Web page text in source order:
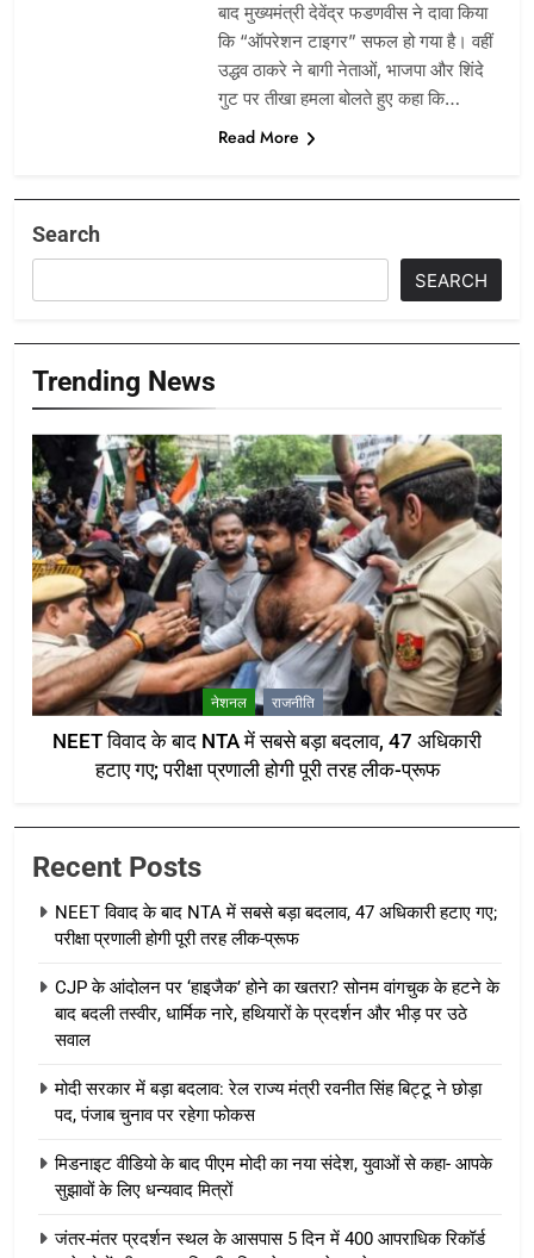
बाद मुख्यमंत्री देवेंद्र फडणवीस ने दावा किया
कि “ऑपरेशन टाइगर” सफल हो गया है। वहीं
उद्धव ठाकरे ने बागी नेताओं, भाजपा और शिंदे
गुट पर तीखा हमला बोलते हुए कहा कि…
Read More
Search
SEARCH
Trending News
नेशनल राजनीति
NEET विवाद के बाद NTA में सबसे बड़ा बदलाव, 47 अधिकारी
हटाए गए; परीक्षा प्रणाली होगी पूरी तरह लीक-प्रूफ
Recent Posts
NEET विवाद के बाद NTA में सबसे बड़ा बदलाव, 47 अधिकारी हटाए गए;
परीक्षा प्रणाली होगी पूरी तरह लीक-प्रूफ
CJP के आंदोलन पर ‘हाइजैक’ होने का खतरा? सोनम वांगचुक के हटने के
बाद बदली तस्वीर, धार्मिक नारे, हथियारों के प्रदर्शन और भीड़ पर उठे
सवाल
मोदी सरकार में बड़ा बदलाव: रेल राज्य मंत्री रवनीत सिंह बिट्टू ने छोड़ा
पद, पंजाब चुनाव पर रहेगा फोकस
मिडनाइट वीडियो के बाद पीएम मोदी का नया संदेश, युवाओं से कहा- आपके
सुझावों के लिए धन्यवाद मित्रों
जंतर-मंतर प्रदर्शन स्थल के आसपास 5 दिन में 400 आपराधिक रिकॉर्ड